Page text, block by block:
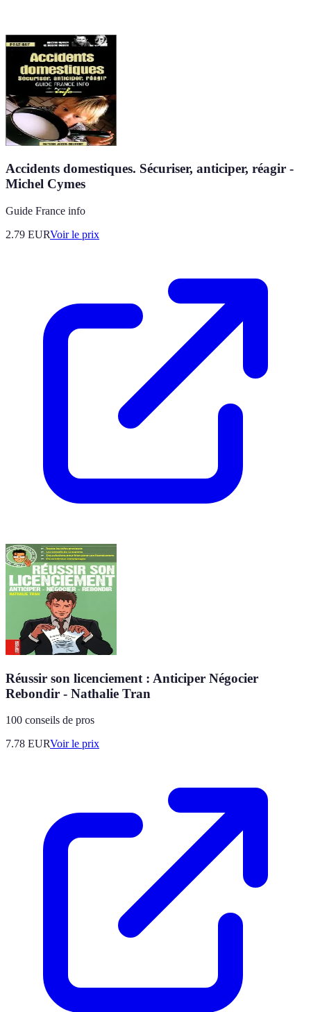
Accidents domestiques. Sécuriser, anticiper, réagir -
Michel Cymes
Guide France info
2.79 EURVoir le prix
Réussir son licenciement : Anticiper Négocier
Rebondir - Nathalie Tran
100 conseils de pros
7.78 EURVoir le prix